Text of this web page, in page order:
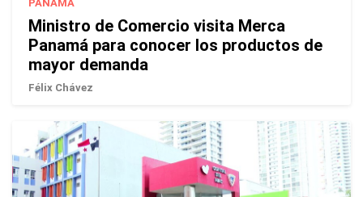
PANAMÁ
Ministro de Comercio visita Merca
Panamá para conocer los productos de
mayor demanda
Félix Chávez